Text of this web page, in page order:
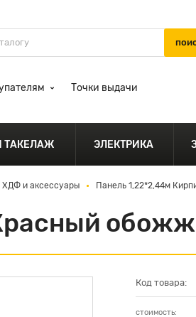
Точки выдачи
ТАКЕЛАЖ ЭЛЕКТРИКА
ХДФ и аксессуары Панель 1,22*2,44м
Код товара:
стоимость: